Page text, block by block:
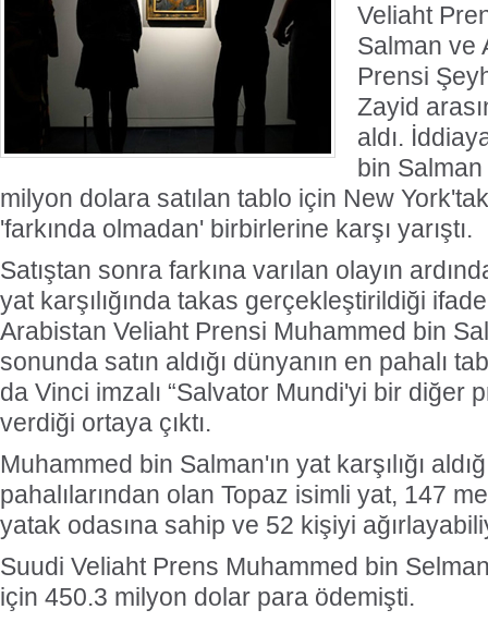
Veliaht
Salman ve
Prensi
Zayid
aldı.
bin
milyon dolara satılan tablo için New
'farkında olmadan' birbirlerine karşı yarıştı.
Satıştan sonra farkına varılan olayın
yat karşılığında takas gerçekleştirildiği
Arabistan Veliaht Prensi Muhammed bin
sonunda satın aldığı dünyanın en pahalı
da Vinci imzalı “Salvator Mundi'yi bir diğer
verdiği ortaya çıktı.
Muhammed bin Salman'ın yat karşılığı
pahalılarından olan Topaz isimli yat, 147
yatak odasına sahip ve 52 kişiyi
Suudi Veliaht Prens Muhammed bin
için 450.3 milyon dolar para ödemişti.